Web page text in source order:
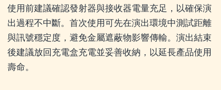
使用前建議確認發射器與接收器電量充足，以確保演
出過程不中斷。首次使用可先在演出環境中測試距離
與訊號穩定度，避免金屬遮蔽物影響傳輸。演出結束
後建議放回充電盒充電並妥善收納，以延長產品使用
壽命。